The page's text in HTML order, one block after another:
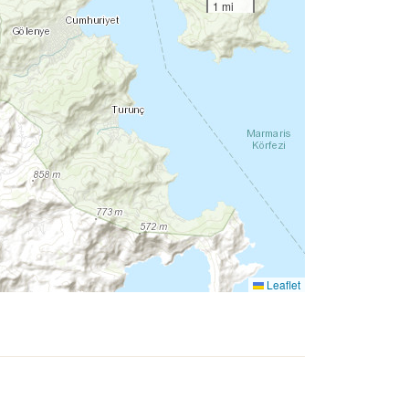
1 mi
Leaflet